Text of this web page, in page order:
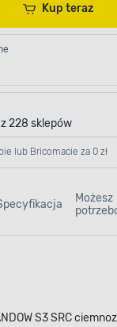
Kup teraz
228 sklepów
lub Bricomacie za 0 zł
Możesz
S3 SRC